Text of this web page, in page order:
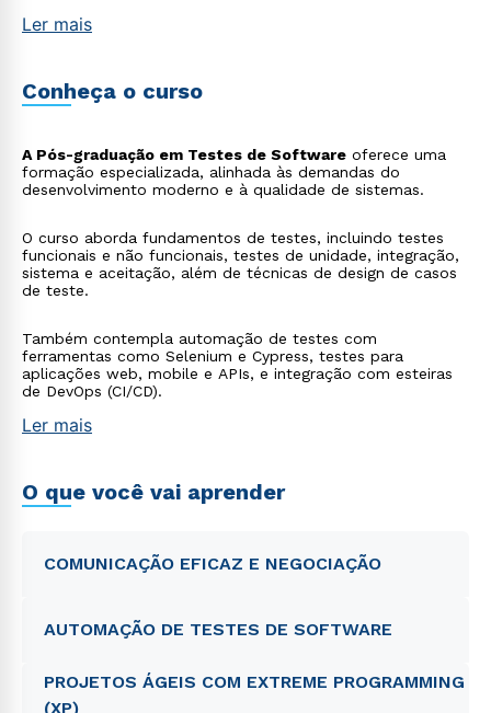
Ler mais
Conheça o curso
A Pós-graduação em Testes de Software oferece uma
formação especializada, alinhada às demandas do
desenvolvimento moderno e à qualidade de sistemas.
O curso aborda fundamentos de testes, incluindo testes
funcionais e não funcionais, testes de unidade, integração,
sistema e aceitação, além de técnicas de design de casos
de teste.
Também contempla automação de testes com
ferramentas como Selenium e Cypress, testes para
aplicações web, mobile e APIs, e integração com esteiras
de DevOps (CI/CD).
Ler mais
O que você vai aprender
COMUNICAÇÃO EFICAZ E NEGOCIAÇÃO
AUTOMAÇÃO DE TESTES DE SOFTWARE
PROJETOS ÁGEIS COM EXTREME PROGRAMMING
(XP)